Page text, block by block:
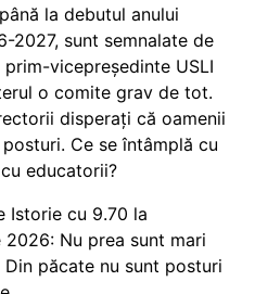
la debutul anului
2027, sunt semnalate de
prim-vicepreședinte USLI
o comite grav de tot.
disperați că oamenii
Ce se întâmplă cu
educatorii?
Istorie cu 9.70 la
2026: Nu prea sunt mari
păcate nu sunt posturi